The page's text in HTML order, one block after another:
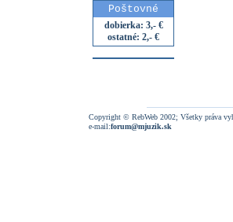
Poštovné
dobierka: 3,- €
ostatné: 2,- €
Copyright © RebWeb 2002; Všetky práva
e-mail:forum@mjuzik.sk